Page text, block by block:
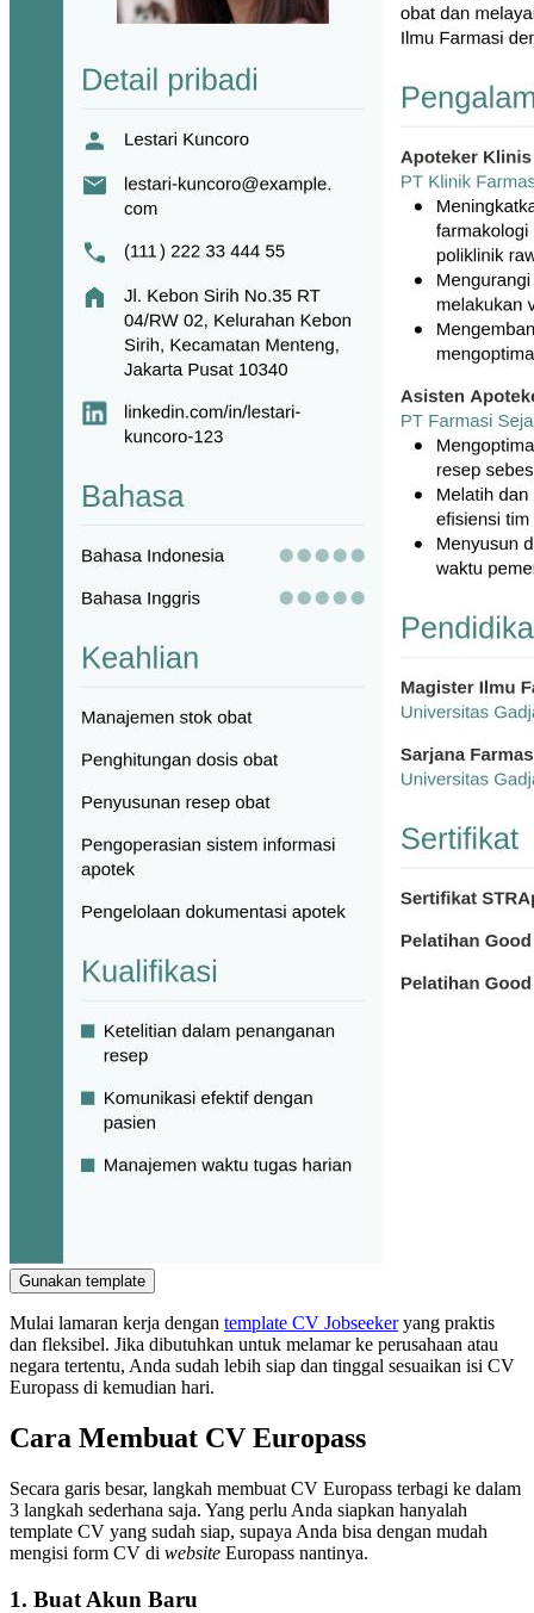
Gunakan template
Mulai lamaran kerja dengan template CV Jobseekeryang praktis
dan fleksibel. Jika dibutuhkan untuk melamar ke perusahaan atau
negara tertentu, Anda sudah lebih siap dan tinggal sesuaikan isi CV
Europass di kemudian hari.
Cara Membuat CV Europass
Secara garis besar, langkah membuat CV Europass terbagi ke dalam
3 langkah sederhana saja. Yang perlu Anda siapkan hanyalah
template CV yang sudah siap, supaya Anda bisa dengan mudah
mengisi form CV di website Europass nantinya.
1. Buat Akun Baru